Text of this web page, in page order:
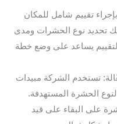
تقييم شامل للمكان
تحديد نوع الحشرات ومدى
التقييم يساعد على وضع خطة
تستخدم الشركة مبيدات
الحشرة المستهدفة.
على البقاء على قيد